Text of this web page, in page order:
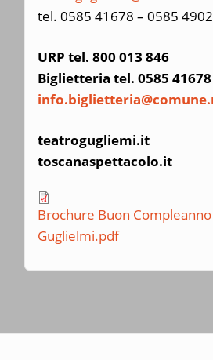
tel. 0585 41678 – 0585
URP tel. 800 013 846
Biglietteria tel. 0585
teatrogugliemi.it
toscanaspettacolo.it
Brochure Buon
Guglielmi.pdf